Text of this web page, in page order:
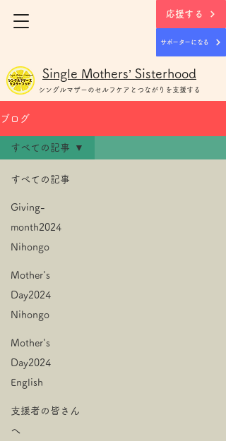
応援する
サポーターになる
Single Mothers’ Sisterhood
シングルマザー のセルフケアとつながりを支援する
ブログ
すべての記事
Giving-
month2024
Nihongo
Mother's
Day2024
Nihongo
Mother's
Day2024
English
支援者の皆さん
へ
すべての記事